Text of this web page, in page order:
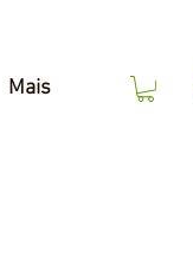
Mais